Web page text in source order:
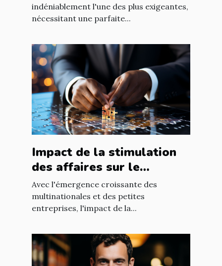
indéniablement l'une des plus exigeantes,
nécessitant une parfaite...
Impact de la stimulation
des affaires sur le
développement
économique mondial
Avec l'émergence croissante des
multinationales et des petites
entreprises, l'impact de la...